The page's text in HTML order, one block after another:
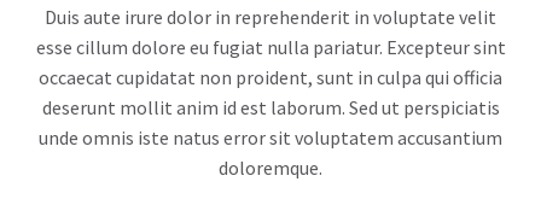
Duis aute irure dolor in reprehenderit in voluptate velit
esse cillum dolore eu fugiat nulla pariatur. Excepteur sint
occaecat cupidatat non proident, sunt in culpa qui officia
deserunt mollit anim id est laborum. Sed ut perspiciatis
unde omnis iste natus error sit voluptatem accusantium
doloremque.